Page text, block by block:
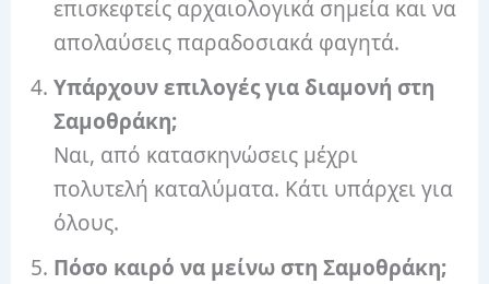
επισκεφτείς αρχαιολογικά σημεία και να
απολαύσεις παραδοσιακά φαγητά.
Υπάρχουν επιλογές για διαμονή στη
Σαμοθράκη;
Ναι, από κατασκηνώσεις μέχρι
πολυτελή καταλύματα. Κάτι υπάρχει για
όλους.
Πόσο καιρό να μείνω στη Σαμοθράκη;